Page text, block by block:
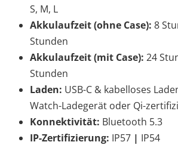
S, M, L
Akkulaufzeit (ohne Case): 8
Stunden
Akkulaufzeit (mit Case): 24
Stunden
Laden: USB-C & kabelloses
Watch-Ladegerät oder Qi-
Konnektivität: Bluetooth 5.3
IP-Zertifizierung: IP57 | IP54